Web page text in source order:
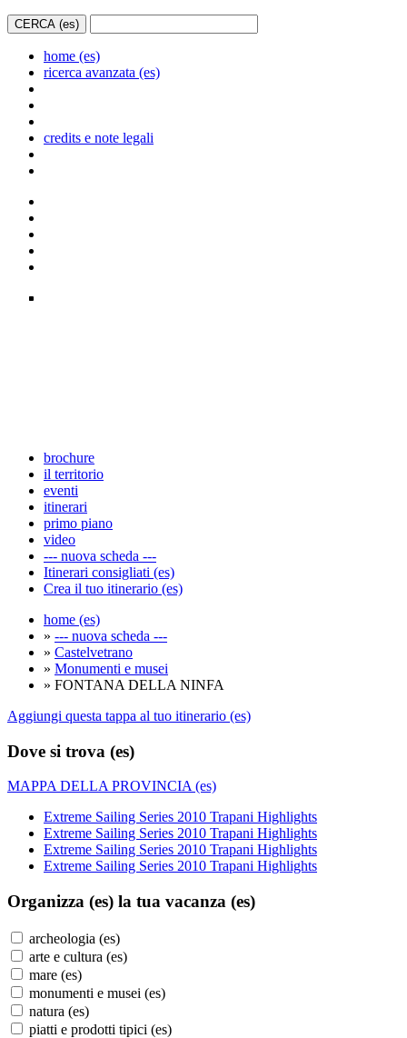
home (es)
ricerca avanzata (es)
credits e note legali
brochure
il territorio
eventi
itinerari
primo piano
video
--- nuova scheda ---
Itinerari consigliati (es)
Crea il tuo itinerario (es)
home (es)
» --- nuova scheda ---
» Castelvetrano
» Monumenti e musei
» FONTANA DELLA NINFA
Aggiungi questa tappa al tuo itinerario (es)
Dove si trova (es)
MAPPA DELLA PROVINCIA (es)
Extreme Sailing Series 2010 Trapani Highlights
Extreme Sailing Series 2010 Trapani Highlights
Extreme Sailing Series 2010 Trapani Highlights
Extreme Sailing Series 2010 Trapani Highlights
Organizza (es) la tua vacanza (es)
archeologia (es)
arte e cultura (es)
mare (es)
monumenti e musei (es)
natura (es)
piatti e prodotti tipici (es)